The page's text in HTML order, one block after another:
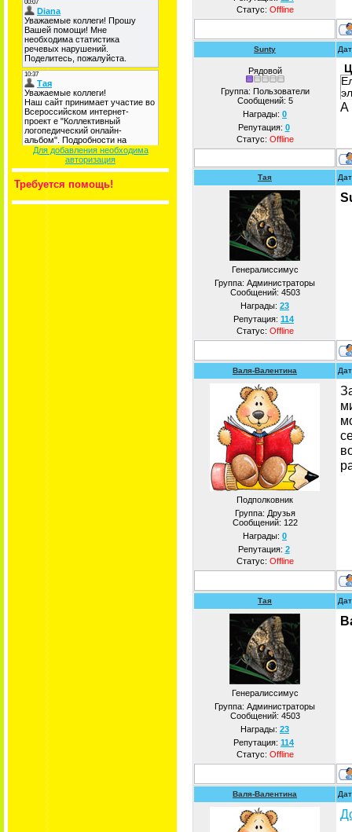
Для добавления необходима
авторизация
Требуется помощь!
Статус: Offline
Sunty
Рядовой
Группа: Пользователи
Сообщений: 5
Награды: 0
Репутация: 0
Статус: Offline
А
Тая
Генералиссимус
Группа: Администраторы
Сообщений: 4503
Награды: 23
Репутация: 114
Статус: Offline
Валя-Валентина
Подполковник
Группа: Друзья
Сообщений: 122
Награды: 0
Репутация: 2
Статус: Offline
Тая
Генералиссимус
Группа: Администраторы
Сообщений: 4503
Награды: 23
Репутация: 114
Статус: Offline
Валя-Валентина